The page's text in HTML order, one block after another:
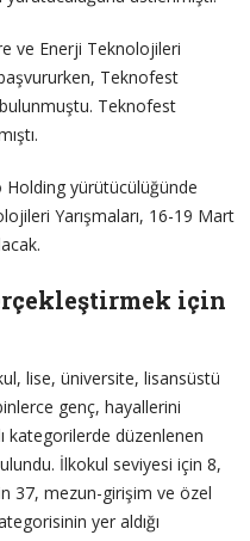
ve Enerji Teknolojileri
Teknofest
Teknofest
Holding yürütücülüğünde
Yarışmaları, 16-19 Mart
için
lise, üniversite, lisansüstü
genç, hayallerini
kategorilerde düzenlenen
İlkokul seviyesi için 8,
37, mezun-girişim ve özel
yer aldığı